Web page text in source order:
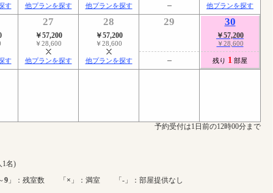
す 他プランを探す 他プランを探す 他プランを探す
す
27
￥57,200
￥28,600
他プランを探す
28
￥57,200
￥28,600
他プランを探す
29 30
￥57,200
￥28,600
残り 1 部屋
予約受付は1日前の12時00分まで
1名)
9 」：残室数 「 × 」：満室 「-」：部屋提供なし